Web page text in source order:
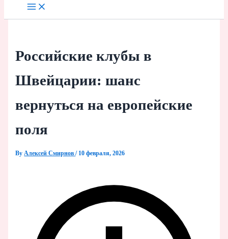
Российские клубы в
Швейцарии: шанс
вернуться на европейские
поля
By Алексей Смирнов/ 10 февраля, 2026